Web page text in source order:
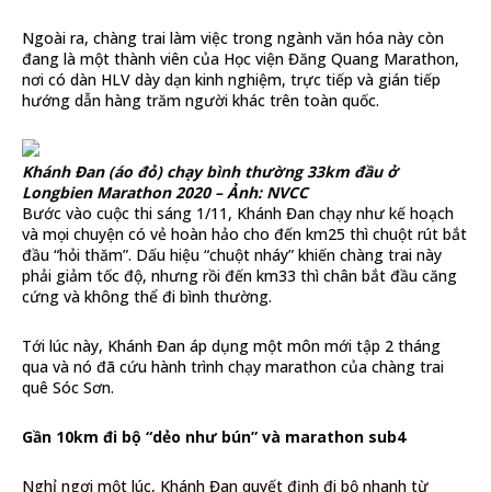
Ngoài ra, chàng trai làm việc trong ngành văn hóa này còn
đang là một thành viên của Học viện Đăng Quang Marathon,
nơi có dàn HLV dày dạn kinh nghiệm, trực tiếp và gián tiếp
hướng dẫn hàng trăm người khác trên toàn quốc.
Khánh Đan (áo đỏ) chạy bình thường 33km đầu ở
Longbien Marathon 2020 – Ảnh: NVCC
Bước vào cuộc thi sáng 1/11, Khánh Đan chạy như kế hoạch
và mọi chuyện có vẻ hoàn hảo cho đến km25 thì chuột rút bắt
đầu “hỏi thăm”. Dấu hiệu “chuột nháy” khiến chàng trai này
phải giảm tốc độ, nhưng rồi đến km33 thì chân bắt đầu căng
cứng và không thể đi bình thường.
Tới lúc này, Khánh Đan áp dụng một môn mới tập 2 tháng
qua và nó đã cứu hành trình chạy marathon của chàng trai
quê Sóc Sơn.
Gần 10km đi bộ “dẻo như bún” và marathon sub4
Nghỉ ngơi một lúc, Khánh Đan quyết định đi bộ nhanh từ